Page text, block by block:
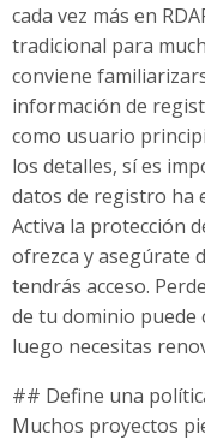
cada vez más en
tradicional para
conviene
información de
como usuario
los detalles, sí es
datos de registro ha
Activa la protección
ofrezca y asegúrate
tendrás acceso.
de tu dominio
luego necesitas
## Define una
Muchos proyectos